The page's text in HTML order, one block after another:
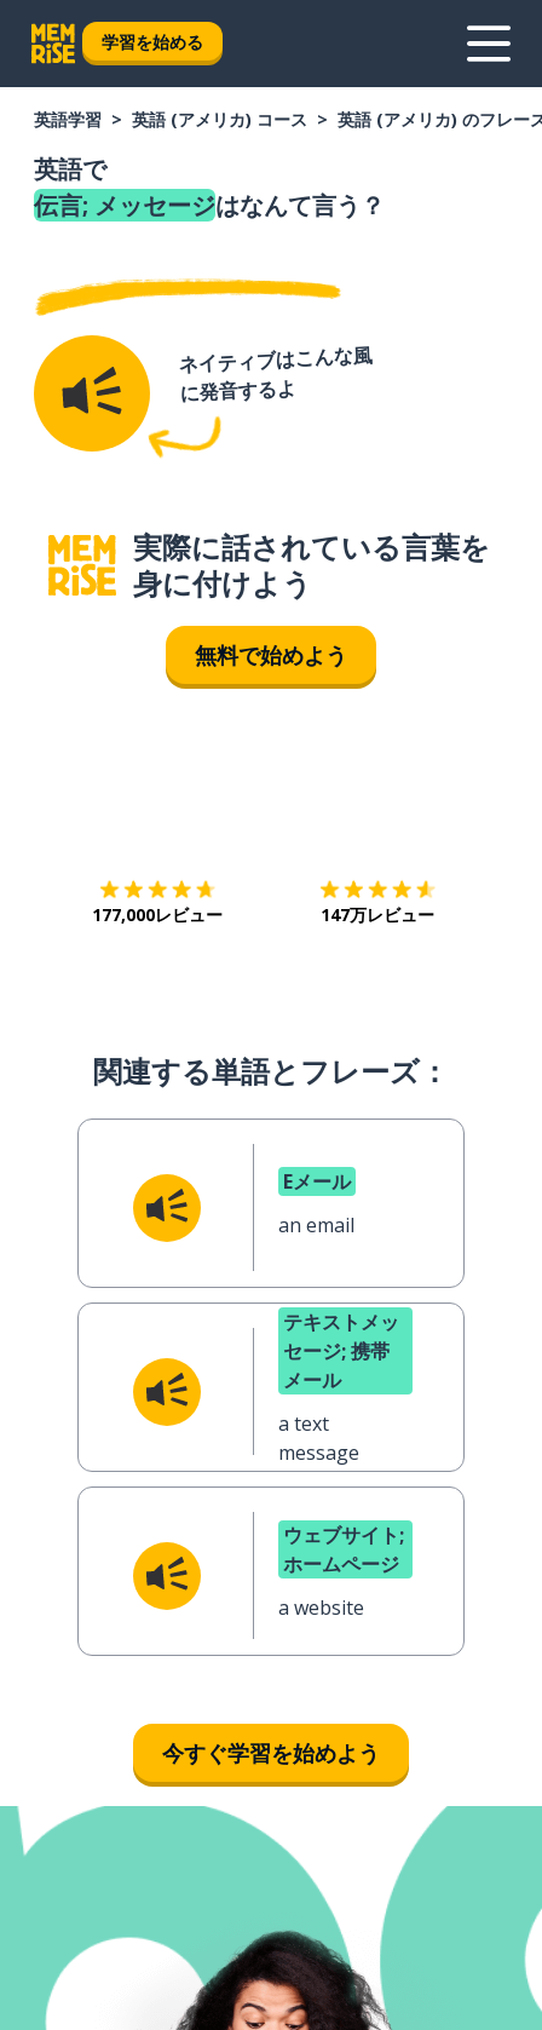
学習を始める
英語学習 英語 (アメリカ) コース 英語 (アメリカ) のフレー
英語で
伝言; メッセージはなんて言う？
ネイティブはこんな風
に発音するよ
実際に話されている言葉を
身に付けよう
無料で始めよう
177,000レビュー 147万レビュー
関連する単語とフレーズ：
Eメール
an email
テキストメッ
セージ; 携帯
メール
a text
message
ウェブサイト;
ホームページ
a website
今すぐ学習を始めよう